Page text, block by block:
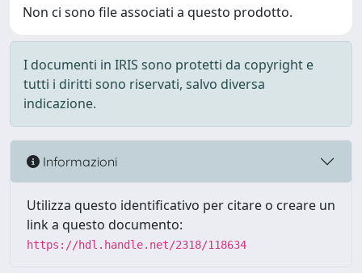
Non ci sono file associati a questo prodotto.
I documenti in IRIS sono protetti da copyright e
tutti i diritti sono riservati, salvo diversa
indicazione.
Informazioni
Utilizza questo identificativo per citare o creare un
link a questo documento:
https://hdl.handle.net/2318/118634